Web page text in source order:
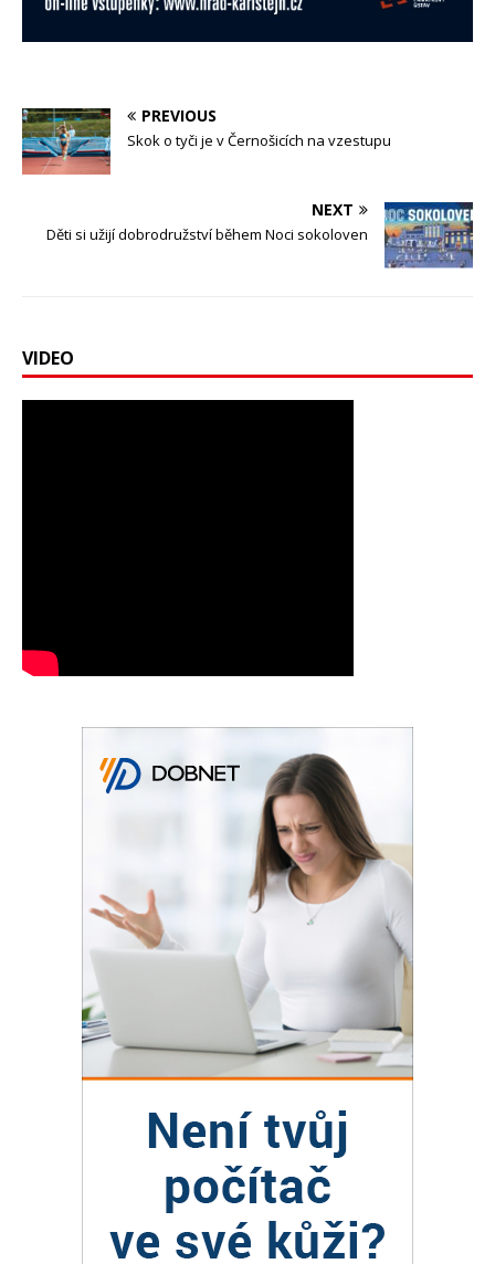
PREVIOUS
Skok o tyči je v Černošicích na vzestupu
NEXT
Děti si užijí dobrodružství během Noci sokoloven
VIDEO